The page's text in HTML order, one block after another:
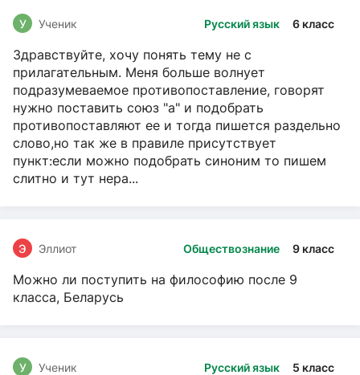
Русский язык 6 класс
У Ученик
Здравствуйте, хочу понять тему не с
прилагательным. Меня больше волнует
подразумеваемое противопоставление, говорят
нужно поставить союз "а" и подобрать
противопоставляют ее и тогда пишется раздельно
слово,но так же в правиле присутствует
пункт:если можно подобрать синоним то пишем
слитно и тут нера...
Обществознание 9 класс
Э Эллиот
Можно ли поступить на философию после 9
класса, Беларусь
Русский язык 5 класс
У Ученик